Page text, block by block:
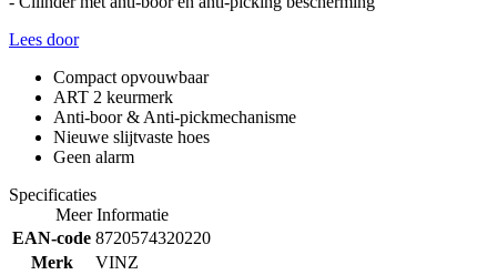
Lees door
Compact opvouwbaar
ART 2 keurmerk
Anti-boor & Anti-pickmechanisme
Nieuwe slijtvaste hoes
Geen alarm
Specificaties
Meer Informatie
EAN-code 8720574320220
Merk
VINZ